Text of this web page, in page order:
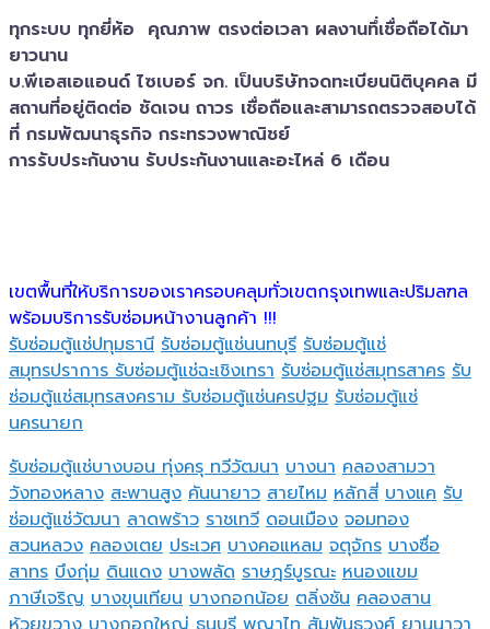
ทุกระบบ ทุกยี่ห้อ คุณภาพ ตรงต่อเวลา ผลงานทึ่เชื่อถือได้มา
ยาวนาน
บ.พีเอสเอ​แอนด์ ไซเบอร์​ จก. เป็นบริษัทจดทะเบียนนิติบุคคล​ มี
สถานที่อยู่ติดต่อ ชัดเจน ถาวร เชื่อถือและสามารถตรวจสอบ​ได้
ที่ กรมพัฒนาธุรกิจ​ กระทรวงพาณิชย์
การรับประกันงาน รับประกันงานและอะไหล่ 6 เดือน
เขตพื้นที่ให้บริการของเราครอบคลุมทั่วเขตกรุงเทพและปริมลฑล
พร้อมบริการรับซ่อมหน้างานลูกค้า !!!
รับซ่อมตู้แช่ปทุมธานี รับซ่อมตู้แช่นนทบุรี รับซ่อมตู้แช่
สมุทรปราการ รับซ่อมตู้แช่ฉะเชิงเทรา รับซ่อมตู้แช่สมุทรสาคร รับ
ซ่อมตู้แช่สมุทรสงคราม รับซ่อมตู้แช่นครปฐม รับซ่อมตู้แช่
นครนายก
รับซ่อมตู้แช่บางบอน ทุ่งครุ ทวีวัฒนา บางนา คลองสามวา
วังทองหลาง สะพานสูง คันนายาว สายไหม หลักสี่ บางแค รับ
ซ่อมตู้แช่วัฒนา ลาดพร้าว ราชเทวี ดอนเมือง จอมทอง
สวนหลวง คลองเตย ประเวศ บางคอแหลม จตุจักร บางซื่อ
สาทร บึงกุ่ม ดินแดง บางพลัด ราษฎร์บูรณะ หนองแขม
ภาษีเจริญ บางขุนเทียน บางกอกน้อย ตลิ่งชัน คลองสาน